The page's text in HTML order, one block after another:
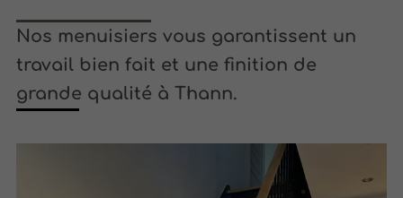
Nos menuisiers vous garantissent un
travail bien fait et une finition de
grande qualité à Thann.